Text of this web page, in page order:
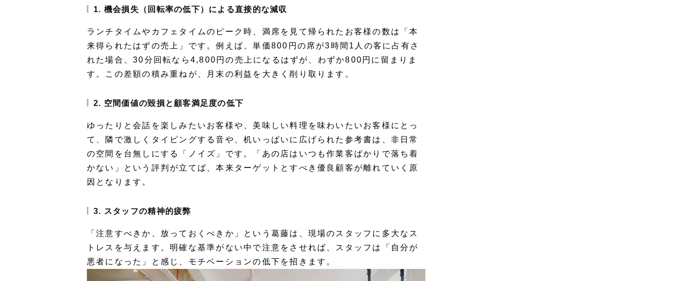
1. 機会損失（回転率の低下）による直接的な減収
ランチタイムやカフェタイムのピーク時、満席を見て帰られたお客様の数は「本
来得られたはずの売上」です。例えば、単価800円の席が3時間1人の客に占有さ
れた場合、30分回転なら4,800円の売上になるはずが、わずか800円に留まりま
す。この差額の積み重ねが、月末の利益を大きく削り取ります。
2. 空間価値の毀損と顧客満足度の低下
ゆったりと会話を楽しみたいお客様や、美味しい料理を味わいたいお客様にとっ
て、隣で激しくタイピングする音や、机いっぱいに広げられた参考書は、非日常
の空間を台無しにする「ノイズ」です。「あの店はいつも作業客ばかりで落ち着
かない」という評判が立てば、本来ターゲットとすべき優良顧客が離れていく原
因となります。
3. スタッフの精神的疲弊
「注意すべきか、放っておくべきか」という葛藤は、現場のスタッフに多大なス
トレスを与えます。明確な基準がない中で注意をさせれば、スタッフは「自分が
悪者になった」と感じ、モチベーションの低下を招きます。